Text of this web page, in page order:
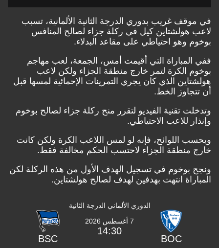
في موقف غريب بدوري الدرجة الثانية الألمانية، تسبب
لاعب هولشتاين كيل في ركلة جزاء لصالح المنافس
بوخوم وهو احتياطي على مقاعد البدلاء.
ففي المباراة التي أقيمت أمس، الجمعة، لعب مهاجم
بوخوم الكرة لتمر خارج منطقة الجزاء ولكن لاعب
هولشتاين الذي كان يجري التمرينات الإحمائية لمسها قبل
أن تتجاوز الخط.
وتدخلت تقنية الفيديو لتقرر منح ركلة جزاء لصالح بوخوم
وإنذار للاعب الاحتياطي.
وبحسب اللوائح، فإنه لو لمس اللاعب الكرة ولكن كانت
خارج منطقة الجزاء لاحتسب الحكم مخالفة فقط.
ونجح بوخوم في تسجيل الهدف الأول من هذه الركلة لكن
المباراة انتهت بهدفين لهدف لصالح هولشتاين.
الدوري الألماني الدرجة الثانية
BOC
7 أغسطس 2026
14:30
BSC